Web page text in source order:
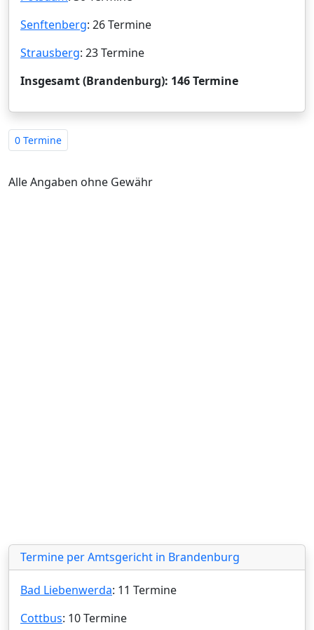
Senftenberg: 26 Termine
Strausberg: 23 Termine
Insgesamt (Brandenburg): 146 Termine
0 Termine
Alle Angaben ohne Gewähr
Termine per Amtsgericht in Brandenburg
Bad Liebenwerda: 11 Termine
Cottbus: 10 Termine